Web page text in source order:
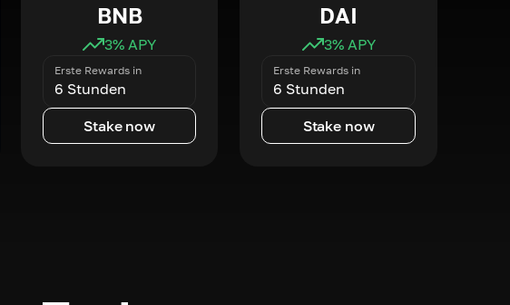
BNB
3% APY
Erste Rewards in
6 Stunden
Stake now
DAI
3% APY
Erste Rewards in
6 Stunden
Stake now